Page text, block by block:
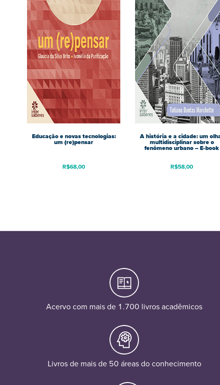
Educação e novas tecnologias:
um (re)pensar
R$68,00
A história e a cidade: um
multidisciplinar sobre o
fenômeno urbano – E-book
R$58,00
Acervo com mais de 1.700 livros acadêmicos
Livros de mais de 50 áreas do conhecimento